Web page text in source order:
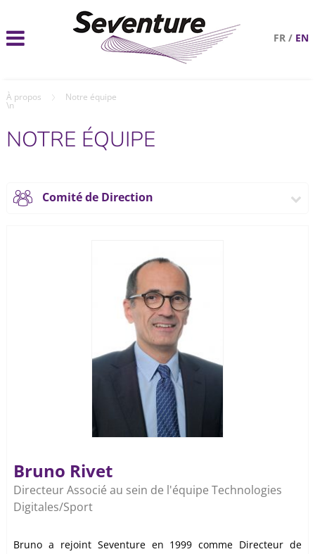
FR / EN
À propos Notre équipe
\n
NOTRE ÉQUIPE
Comité de Direction
Bruno Rivet
Directeur Associé au sein de l'équipe Technologies
Digitales/Sport
Bruno a rejoint Seventure en 1999 comme Directeur de